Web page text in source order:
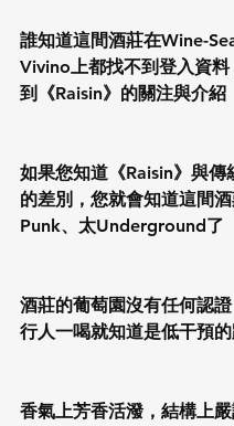
誰知道這間酒莊在Wine-
Vivino上都找不到登入資
到《Raisin》的關注與介紹
如果您知道《Raisin》與傳
的差別，您就會知道這間
Punk、太Underground了
酒莊的葡萄園沒有任何認
行人一喝就知道是低干預
香氣上芳香活潑，結構上